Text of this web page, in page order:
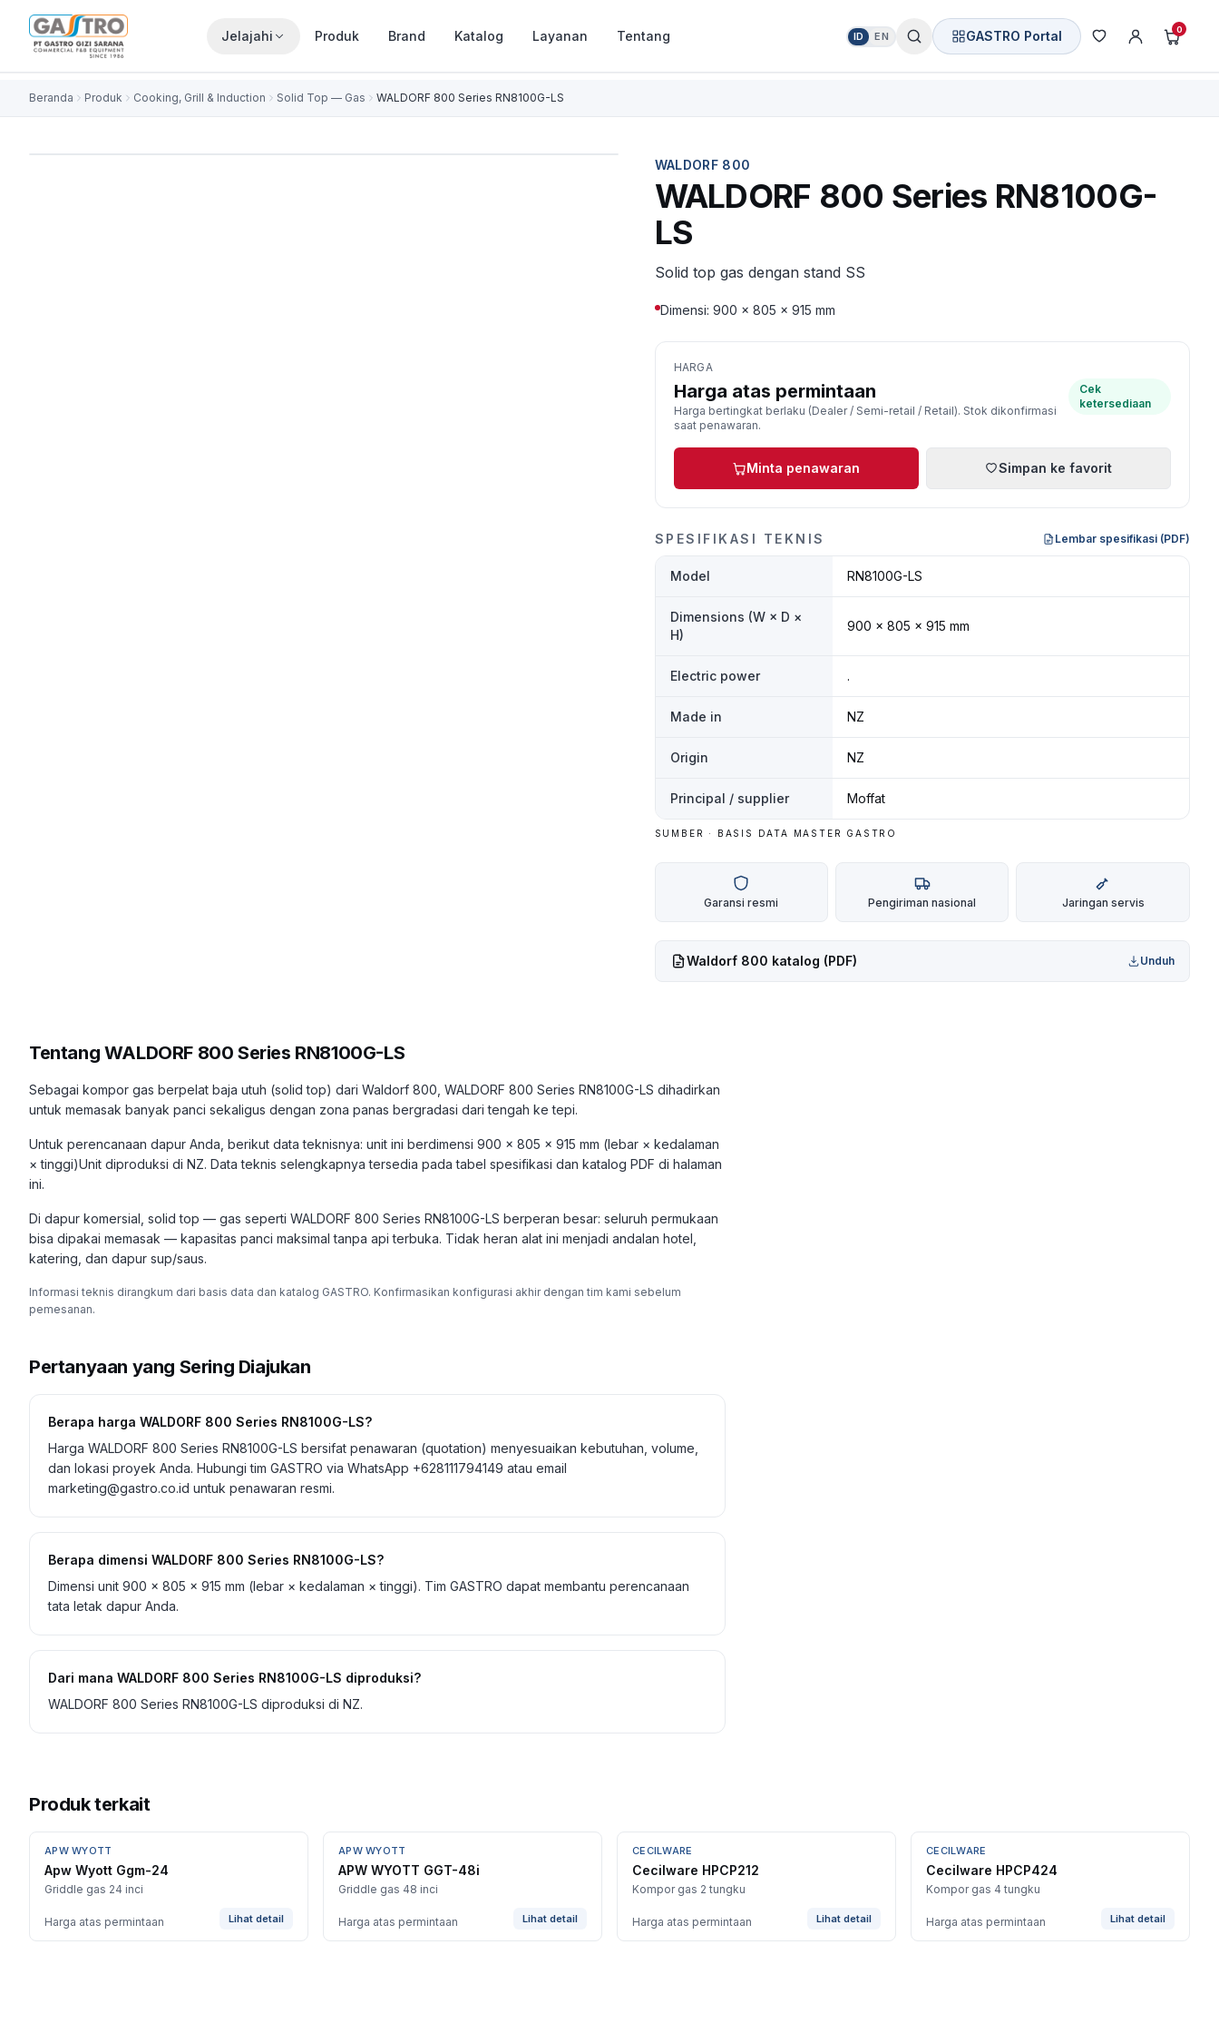
Jelajahi Produk Brand Katalog Layanan Tentang ID EN GASTRO Portal 0
Beranda Produk Cooking, Grill & Induction Solid Top — Gas WALDORF 800 Series RN8100G-LS
WALDORF 800
WALDORF 800 Series RN8100G-
LS
Solid top gas dengan stand SS
Dimensi: 900 × 805 × 915 mm
HARGA
Harga atas permintaan
Harga bertingkat berlaku (Dealer / Semi-retail / Retail). Stok dikonfirmasi
saat penawaran.
Cek
ketersediaan
Minta penawaran Simpan ke favorit
SPESIFIKASI TEKNIS Lembar spesifikasi (PDF)
Model RN8100G-LS
Dimensions (W × D ×
H)
900 × 805 × 915 mm
Electric power .
Made in NZ
Origin NZ
Principal / supplier Moffat
SUMBER · BASIS DATA MASTER GASTRO
Garansi resmi Pengiriman nasional Jaringan servis
Waldorf 800 katalog (PDF) Unduh
Tentang WALDORF 800 Series RN8100G-LS
Sebagai kompor gas berpelat baja utuh (solid top) dari Waldorf 800, WALDORF 800 Series RN8100G-LS dihadirkan
untuk memasak banyak panci sekaligus dengan zona panas bergradasi dari tengah ke tepi.
Untuk perencanaan dapur Anda, berikut data teknisnya: unit ini berdimensi 900 × 805 × 915 mm (lebar × kedalaman
× tinggi)Unit diproduksi di NZ. Data teknis selengkapnya tersedia pada tabel spesifikasi dan katalog PDF di halaman
ini.
Di dapur komersial, solid top — gas seperti WALDORF 800 Series RN8100G-LS berperan besar: seluruh permukaan
bisa dipakai memasak — kapasitas panci maksimal tanpa api terbuka. Tidak heran alat ini menjadi andalan hotel,
katering, dan dapur sup/saus.
Informasi teknis dirangkum dari basis data dan katalog GASTRO. Konfirmasikan konfigurasi akhir dengan tim kami sebelum
pemesanan.
Pertanyaan yang Sering Diajukan
Berapa harga WALDORF 800 Series RN8100G-LS?
Harga WALDORF 800 Series RN8100G-LS bersifat penawaran (quotation) menyesuaikan kebutuhan, volume,
dan lokasi proyek Anda. Hubungi tim GASTRO via WhatsApp +628111794149 atau email
marketing@gastro.co.id untuk penawaran resmi.
Berapa dimensi WALDORF 800 Series RN8100G-LS?
Dimensi unit 900 × 805 × 915 mm (lebar × kedalaman × tinggi). Tim GASTRO dapat membantu perencanaan
tata letak dapur Anda.
Dari mana WALDORF 800 Series RN8100G-LS diproduksi?
WALDORF 800 Series RN8100G-LS diproduksi di NZ.
Produk terkait
APW WYOTT
Apw Wyott Ggm-24
Griddle gas 24 inci
Harga atas permintaan Lihat detail
APW WYOTT
APW WYOTT GGT-48i
Griddle gas 48 inci
Harga atas permintaan Lihat detail
CECILWARE
Cecilware HPCP212
Kompor gas 2 tungku
Harga atas permintaan Lihat detail
CECILWARE
Cecilware HPCP424
Kompor gas 4 tungku
Harga atas permintaan Lihat detail